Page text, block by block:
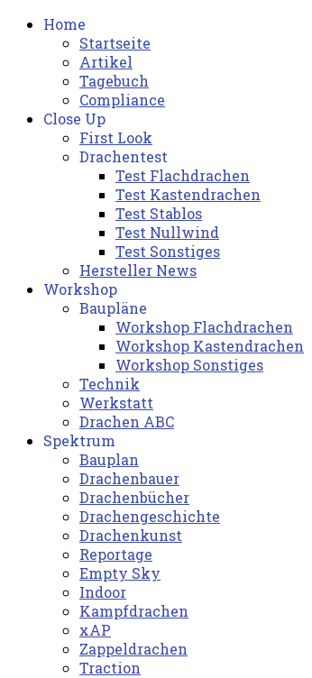
Home
Startseite
Artikel
Tagebuch
Compliance
Close Up
First Look
Drachentest
Test Flachdrachen
Test Kastendrachen
Test Stablos
Test Nullwind
Test Sonstiges
Hersteller News
Workshop
Baupläne
Workshop Flachdrachen
Workshop Kastendrachen
Workshop Sonstiges
Technik
Werkstatt
Drachen ABC
Spektrum
Bauplan
Drachenbauer
Drachenbücher
Drachengeschichte
Drachenkunst
Reportage
Empty Sky
Indoor
Kampfdrachen
xAP
Zappeldrachen
Traction